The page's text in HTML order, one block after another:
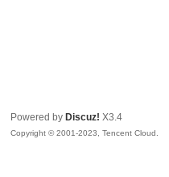
Powered by Discuz! X3.4
Copyright © 2001-2023, Tencent Cloud.